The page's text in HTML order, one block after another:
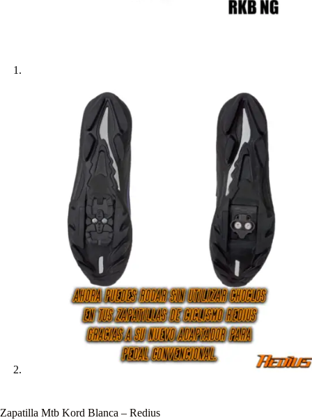
Zapatilla Mtb Kord Blanca – Redius